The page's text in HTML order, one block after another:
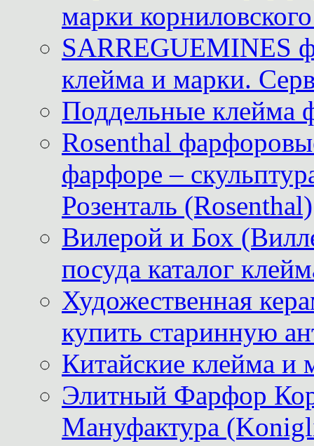
марки
SARREGUEMINES
клейма и марки.
Поддельные клейма
Rosenthal
фарфоре –
Розенталь (Rosenthal)
Вилерой и Бох
посуда каталог
Художественная
купить старинную
Китайские клейма и
Элитный Фарфор
Мануфактура